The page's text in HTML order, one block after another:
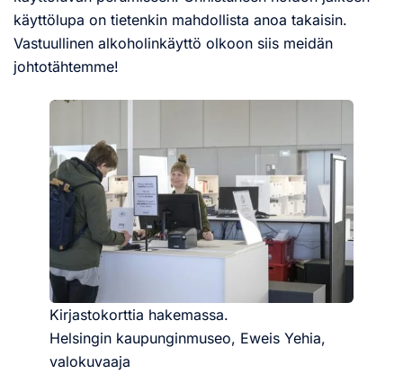
käyttölupa on tietenkin mahdollista anoa takaisin.
Vastuullinen alkoholinkäyttö olkoon siis meidän
johtotähtemme!
Kirjastokorttia hakemassa.
Helsingin kaupunginmuseo, Eweis Yehia,
valokuvaaja